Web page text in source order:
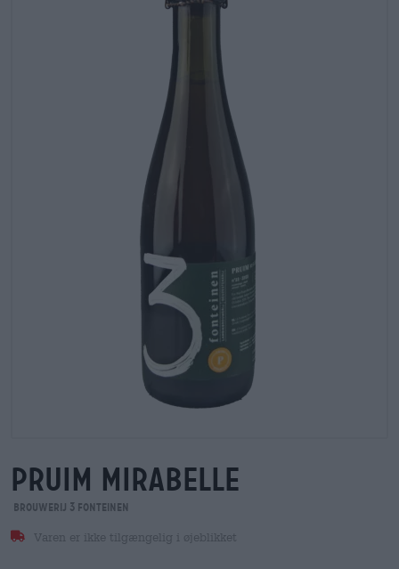
pruim mirabelle
Brouwerij 3 Fonteinen
Varen er ikke tilgængelig i øjeblikket